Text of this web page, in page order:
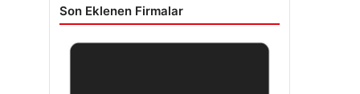
Son Eklenen Firmalar